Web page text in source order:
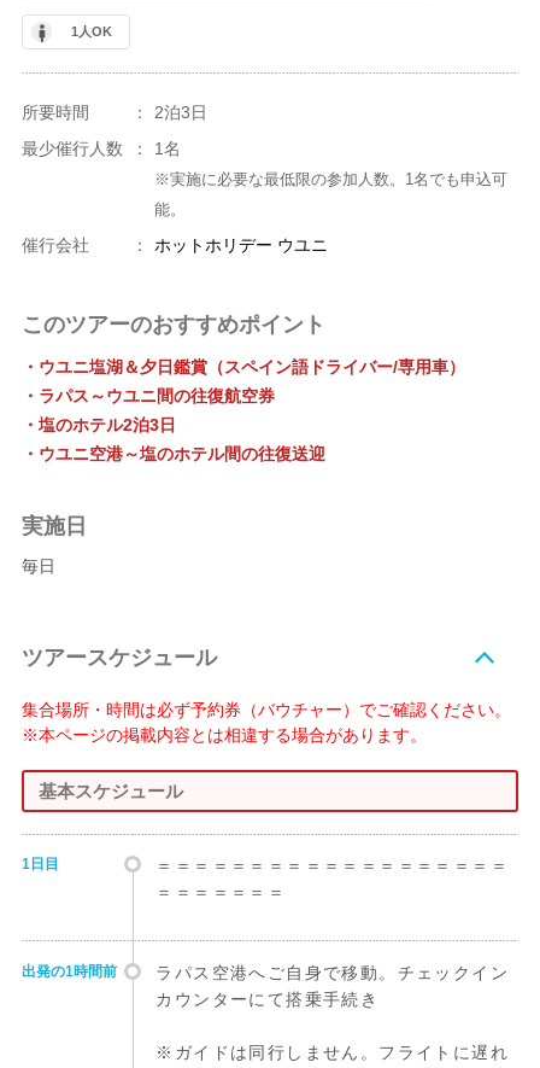
1人OK
所要時間 ：
2泊3日
最少催行人数
： 1名
※実施に必要な最低限の参加人数。1名でも申込可
能。
催行会社 ： ホットホリデー ウユニ
このツアーのおすすめポイント
・ウユニ塩湖＆夕日鑑賞（スペイン語ドライバー/専用車）
・ラパス～ウユニ間の往復航空券
・塩のホテル2泊3日
・ウユニ空港～塩のホテル間の往復送迎
実施日
毎日
ツアースケジュール
集合場所・時間は必ず予約券（バウチャー）でご確認ください。
※本ページの掲載内容とは相違する場合があります。
基本スケジュール
1日目
＝＝＝＝＝＝＝＝＝＝＝＝＝＝＝＝＝＝＝
＝＝＝＝＝＝＝
出発の1時間前
ラパス空港へご自身で移動。チェックイン
カウンターにて搭乗手続き
※ガイドは同行しません。フライトに遅れ